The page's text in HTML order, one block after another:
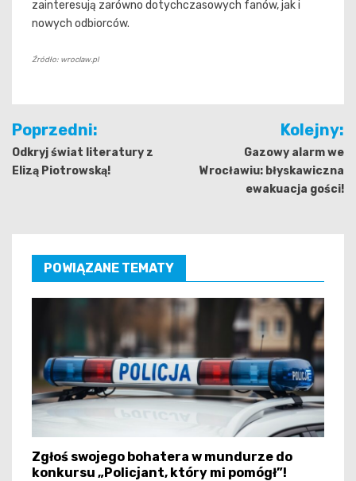
zainteresują zarówno dotychczasowych fanów, jak i
nowych odbiorców.
Źródło: wroclaw.pl
Nawigacja
wpisu
Poprzedni:
Odkryj świat literatury z
Elizą Piotrowską!
Kolejny:
Gazowy alarm we
Wrocławiu: błyskawiczna
ewakuacja gości!
POWIĄZANE TEMATY
Zgłoś swojego bohatera w mundurze do
konkursu „Policjant, który mi pomógł”!